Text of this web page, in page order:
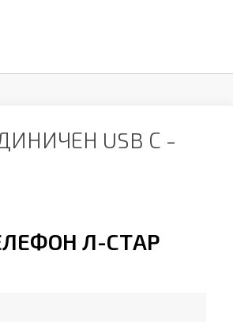
USB С -
Л-СТАР